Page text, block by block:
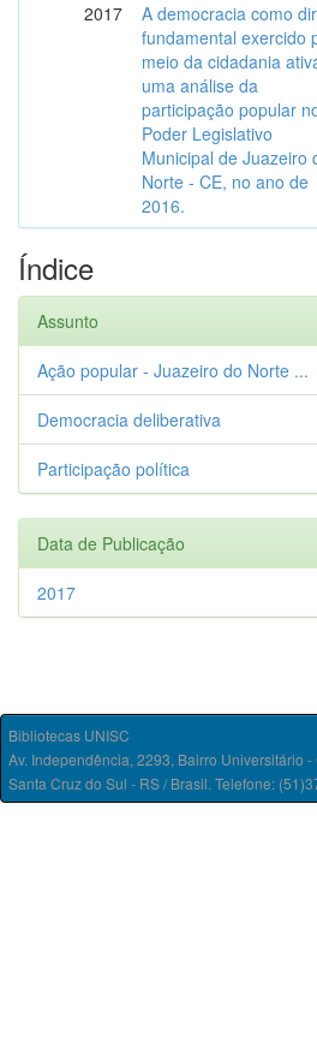
2017
A democracia como
fundamental exercido
meio da cidadania
uma análise da
participação popular
Poder Legislativo
Municipal de Juazeiro
Norte - CE, no ano de
2016.
Índice
Assunto
Ação popular - Juazeiro do Norte ...
Democracia deliberativa
Participação política
Data de Publicação
2017
Bibliotecas UNISC
Av. Independência, 2293, Bairro Universitário
Santa Cruz do Sul - RS / Brasil. Telefone: